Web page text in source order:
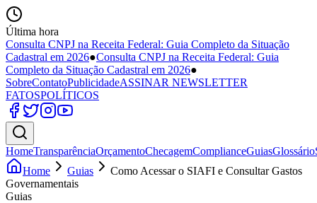
Última hora
Consulta CNPJ na Receita Federal: Guia Completo da Situação
Cadastral em 2026●Consulta CNPJ na Receita Federal: Guia
Completo da Situação Cadastral em 2026●
SobreContatoPublicidadeASSINAR NEWSLETTER
FATOSPOLÍTICOS
HomeTransparênciaOrçamentoChecagemComplianceGuiasGlossário
Home
Guias
Como Acessar o SIAFI e Consultar Gastos
Governamentais
Guias